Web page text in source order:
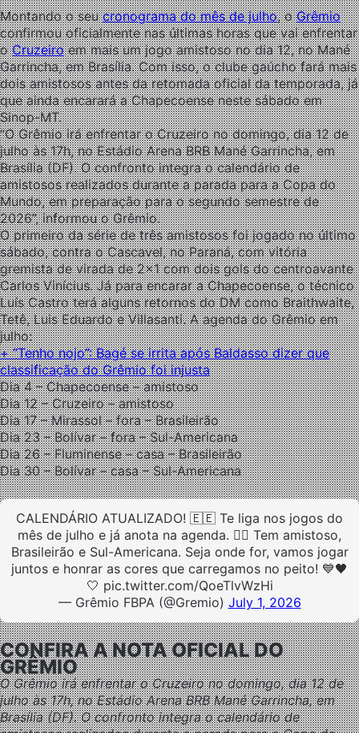
Montando o seucronograma do mês de julho, oGrêmio
confirmou oficialmente nas últimas horas que vai enfrentar
oCruzeiroem mais um jogo amistoso no dia 12, no Mané
Garrincha, em Brasília. Com isso, o clube gaúcho fará mais
dois amistosos antes da retomada oficial da temporada, já
que ainda encarará a Chapecoense neste sábado em
Sinop-MT.
“O Grêmio irá enfrentar o Cruzeiro no domingo, dia 12 de
julho às 17h, no Estádio Arena BRB Mané Garrincha, em
Brasília (DF). O confronto integra o calendário de
amistosos realizados durante a parada para a Copa do
Mundo, em preparação para o segundo semestre de
2026”, informou o Grêmio.
O primeiro da série de três amistosos foi jogado no último
sábado, contra o Cascavel, no Paraná, com vitória
gremista de virada de 2×1 com dois gols do centroavante
Carlos Vinícius. Já para encarar a Chapecoense, o técnico
Luís Castro terá alguns retornos do DM como Braithwaite,
Tetê, Luis Eduardo e Villasanti. A agenda do Grêmio em
julho:
+ “Tenho nojo”: Bagé se irrita após Baldasso dizer que
classificação do Grêmio foi injusta
Dia 4 – Chapecoense – amistoso
Dia 12 – Cruzeiro – amistoso
Dia 17 – Mirassol – fora – Brasileirão
Dia 23 – Bolívar – fora – Sul-Americana
Dia 26 – Fluminense – casa – Brasileirão
Dia 30 – Bolívar – casa – Sul-Americana
CALENDÁRIO ATUALIZADO! 🇪🇪 Te liga nos jogos do
mês de julho e já anota na agenda. ✍🏾 Tem amistoso,
Brasileirão e Sul-Americana. Seja onde for, vamos jogar
juntos e honrar as cores que carregamos no peito! 💙🖤
🤍 pic.twitter.com/QoeTlvWzHi
— Grêmio FBPA (@Gremio) July 1, 2026
CONFIRA A NOTA OFICIAL DO
GRÊMIO
O Grêmio irá enfrentar o Cruzeiro no domingo, dia 12 de
julho às 17h, no Estádio Arena BRB Mané Garrincha, em
Brasília (DF). O confronto integra o calendário de